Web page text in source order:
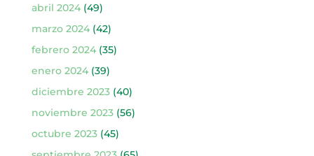
abril 2024(49)
marzo 2024(42)
febrero 2024(35)
enero 2024(39)
diciembre 2023(40)
noviembre 2023(56)
octubre 2023(45)